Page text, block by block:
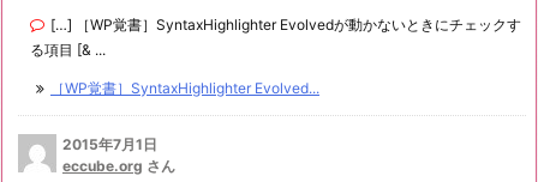
[…] ［WP覚書］SyntaxHighlighter Evolvedが動かないときにチェックす
る項目 [& ...
［WP覚書］SyntaxHighlighter Evolved...
2015年7月1日
eccube.org さん